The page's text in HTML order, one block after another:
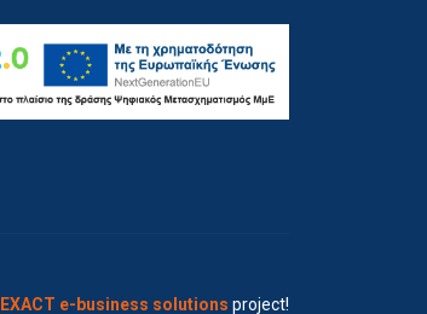
EXACT e-business solutions project!